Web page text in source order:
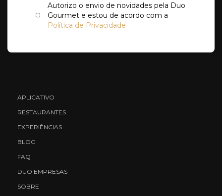
Autorizo o envio de novidades pela Duo
Gourmet e estou de acordo com a
Política de Privacidade
APLICATIVO
RESTAURANTES
EXPERIÊNCIAS
BLOG
FAQ
DUO EMPRESAS
SOBRE